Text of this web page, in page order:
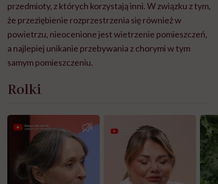
przedmioty, z których korzystają inni. W związku z tym,
że przeziębienie rozprzestrzenia się również w
powietrzu, nieocenione jest wietrzenie pomieszczeń,
a najlepiej unikanie przebywania z chorymi w tym
samym pomieszczeniu.
Rolki